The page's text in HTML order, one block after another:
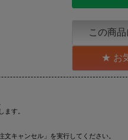
この商
お
す。
キャンセル」を実行してください。